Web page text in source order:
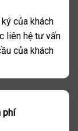
của khách
liên hệ tư vấn
của khách
phí